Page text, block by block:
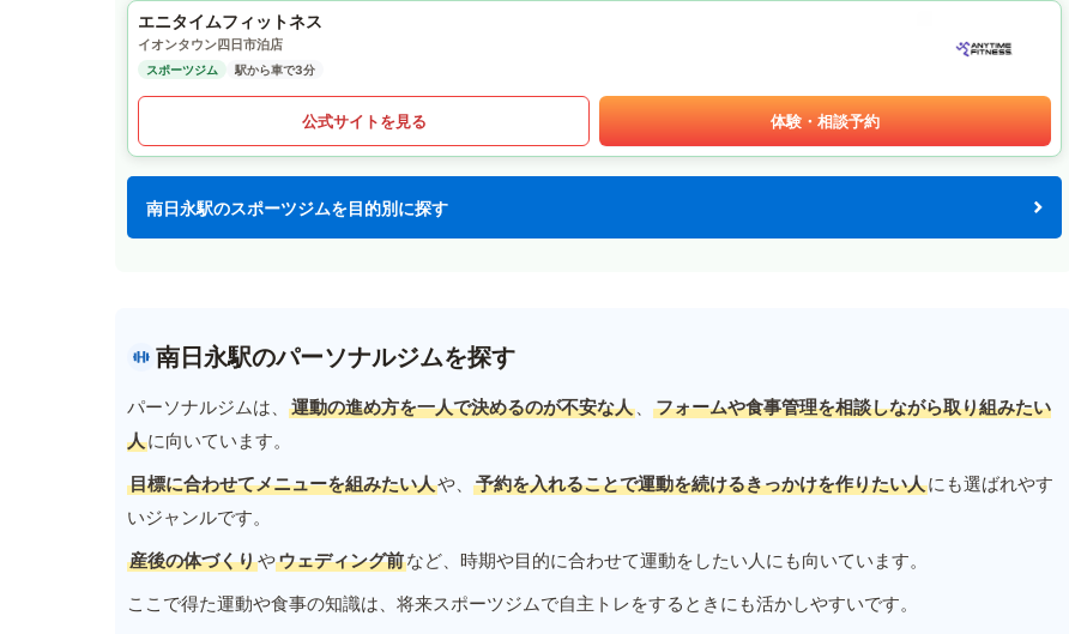
エニタイムフィットネス
イオンタウン四日市泊店
スポーツジム 駅から車で3分
公式サイトを見る 体験・相談予約
南日永駅のスポーツジムを目的別に探す
南日永駅のパーソナルジムを探す
パーソナルジムは、 運動の進め方を一人で決めるのが不安な人 、
フォームや食事管理を相談しながら取り組みたい
人に向いています。
目標に合わせてメニューを組みたい人や、 予約を入れることで運動を続けるきっかけを作りたい人にも選ばれやす
いジャンルです。
産後の体づくりやウェディング前など、時期や目的に合わせて運動をしたい人にも向いています。
ここで得た運動や食事の知識は、将来スポーツジムで自主トレをするときにも活かしやすいです。